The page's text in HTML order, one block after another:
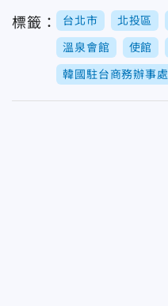
標籤： 台北市 北投區
溫泉會館 使館
韓國駐台商務辦事處